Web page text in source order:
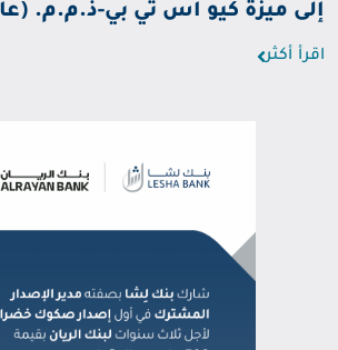
إلى ميزة كيو اس تي بي-ذ.م.م.
اقرأ أكثر